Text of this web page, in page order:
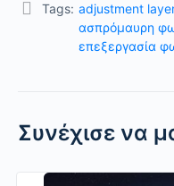
Tags: adjustment
ασπρόμαυρη
επεξεργασία
Συνέχισε να